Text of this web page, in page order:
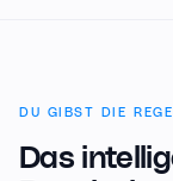
DU GIBST DIE
Das